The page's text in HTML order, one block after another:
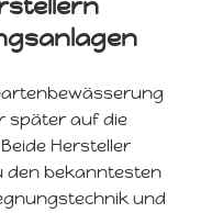
später auf die
Hersteller
den bekanntesten
und